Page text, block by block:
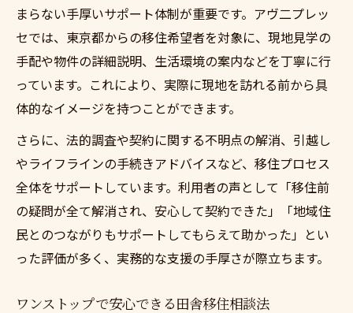
まらない手厚いサポート体制が重要です。アヴ二プレッ
セでは、東京都からの移住希望者を対象に、現地見学の
手配や物件の詳細説明、生活環境の案内などを丁寧に行
っています。これにより、実際に現地を訪れる前から具
体的なイメージを持つことができます。
さらに、法的調査や契約に関する不明点の解消、引越し
やライフラインの手続きアドバイスなど、移住プロセス
全体をサポートしています。利用者の声として「移住前
の疑問が全て解消され、安心して契約できた」「地域住
民とのつながりもサポートしてもらえて助かった」とい
った評価が多く、実務的な支援の手厚さが際立ちます。
ワンストップで安心できる田舎移住相談法